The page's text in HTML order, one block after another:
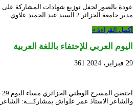
عودة بالصور لحفل توزيع شهادات المشاركة على
مدير جامعة الجزائر 2 السيد عبد الحميد علاوي.
أكمل القراءة »
اليوم العربي للإحتفاء باللغة العربية
29 فبراير، 2024 361
والشاعر الاستاذ عمر علواش بمشاركـــة: